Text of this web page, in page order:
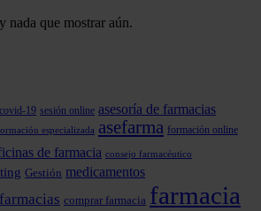
nada que mostrar aún.
covid-19 sesión online asesoría de farmacias
especializada asefarma formación online
de farmacia consejo farmacéutico
Gestión medicamentos
farmacias comprar farmacia farmacia